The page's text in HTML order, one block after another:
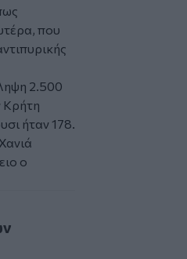
που
2.500
Κρήτη
ήταν 178.
ο
- Στη λίστα και η Κρήτη